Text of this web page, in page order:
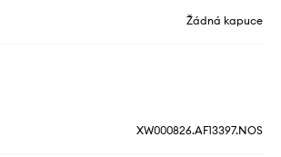
Žádná kapuce
XW000826.AF13397.NOS